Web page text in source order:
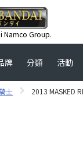
Namco Group.
牌 分類 活動
士 2013 MASKED